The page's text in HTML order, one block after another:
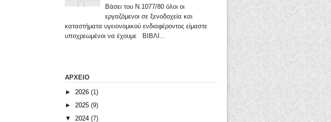
Βάσει του Ν.1077/80 όλοι οι
εργαζόμενοι σε ξενοδοχεία και
καταστήματα υγειονομικού ενδιαφέροντος είμαστε
υποχρεωμένοι να έχουμε ΒΙΒΛΙ...
ΑΡΧΕΙΟ
► 2026 (1)
► 2025 (9)
▼
2024 (7)